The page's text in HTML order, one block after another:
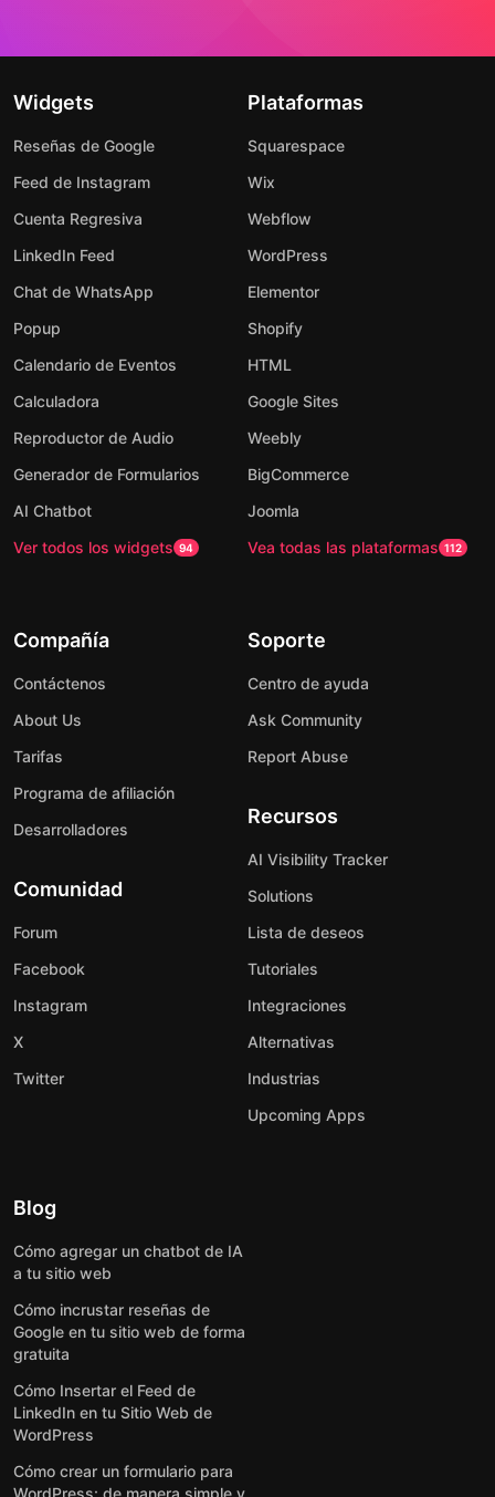
Widgets
Reseñas de Google
Feed de Instagram
Cuenta Regresiva
LinkedIn Feed
Chat de WhatsApp
Popup
Calendario de Eventos
Calculadora
Reproductor de Audio
Generador de Formularios
AI Chatbot
Ver todos los widgets 94
Plataformas
Squarespace
Wix
Webflow
WordPress
Elementor
Shopify
HTML
Google Sites
Weebly
BigCommerce
Joomla
Vea todas las plataformas 112
Compañía
Contáctenos
About Us
Tarifas
Programa de afiliación
Desarrolladores
Comunidad
Forum
Facebook
Instagram
X
Twitter
Soporte
Centro de ayuda
Ask Community
Report Abuse
Recursos
AI Visibility Tracker
Solutions
Lista de deseos
Tutoriales
Integraciones
Alternativas
Industrias
Upcoming Apps
Blog
Cómo agregar un chatbot de IA
a tu sitio web
Cómo incrustar reseñas de
Google en tu sitio web de forma
gratuita
Cómo Insertar el Feed de
LinkedIn en tu Sitio Web de
WordPress
Cómo crear un formulario para
WordPress: de manera simple y